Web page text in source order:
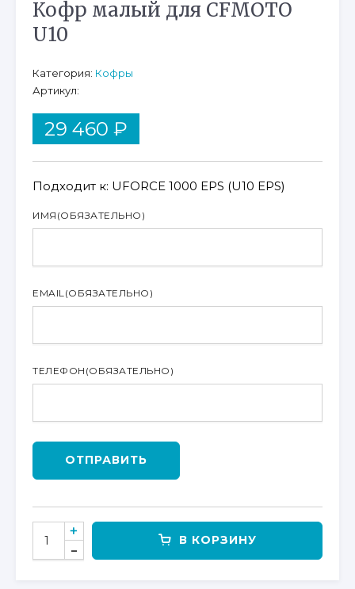
Кофр малый для CFMOTO
U10
29 460 ₽
Подходит к: UFORCE 1000 EPS (U10 EPS)
ИМЯ (ОБЯЗАТЕЛЬНО)
EMAIL (ОБЯЗАТЕЛЬНО)
ТЕЛЕФОН (ОБЯЗАТЕЛЬНО)
ОТПРАВИТЬ
КОЛИЧЕСТВО
ТОВАРА
В КОРЗИНУ
Категория: Кофры
Артикул: